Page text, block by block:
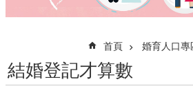
首頁 婚育人口專
結婚登記才算數